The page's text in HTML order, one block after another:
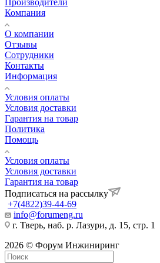
Компания
О компании
Отзывы
Сотрудники
Контакты
Информация
Условия оплаты
Условия доставки
Гарантия на товар
Политика
Помощь
Условия оплаты
Условия доставки
Гарантия на товар
Подписаться на рассылку
+7(4822)39-44-69
info@forumeng.ru
г. Тверь, наб. р. Лазури, д. 15, стр. 1
2026 © Форум Инжиниринг